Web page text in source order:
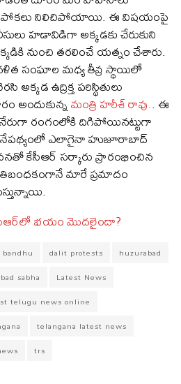
నిలిచిపోయాయి. ఈ విష‌యంపై
హ‌డావిడిగా అక్క‌డ‌కు చేరుకుని
నుంచి త‌ర‌లించే య‌త్నం చేశారు.
సంఘాల మ‌ధ్య తీవ్ర స్థాయిలో
అక్క‌డ ఉద్రిక్త ప‌రిస్థితులు
మంత్రి హ‌రీశ్ రావు.. ఈ
నేరుగా రంగంలోకి దిగిపోయిన‌ట్టుగా
ఎలాగైనా హుజూరాబాద్
కేసీఆర్ స‌ర్కారు ప్రారంభించిన‌
మారే ప్ర‌మాదం
భ‌యం మొద‌లైందా?
dalit protests
huzurabad
sabha
Latest News
telugu news online
telangana latest news
trs